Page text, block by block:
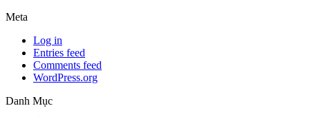
Meta
Log in
Entries feed
Comments feed
WordPress.org
Danh Mục